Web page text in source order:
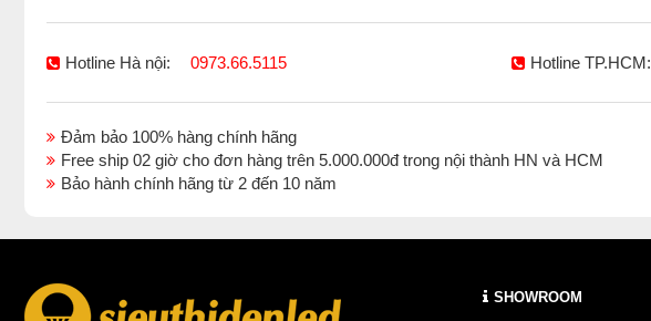
Hotline Hà nội: 0973.66.5115 Hotline TP.HCM:
Đảm bảo 100% hàng chính hãng
Free ship 02 giờ cho đơn hàng trên 5.000.000đ trong nội thành HN và HCM
Bảo hành chính hãng từ 2 đến 10 năm
SHOWROOM